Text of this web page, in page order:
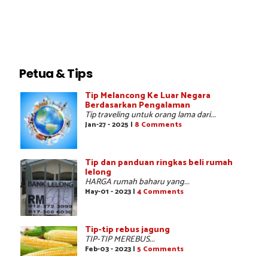
Petua & Tips
Tip Melancong Ke Luar Negara
Berdasarkan Pengalaman
Tip traveling untuk orang lama dari...
Jan-27 - 2025 | 8 Comments
Tip dan panduan ringkas beli rumah
lelong
HARGA rumah baharu yang...
May-01 - 2023 | 4 Comments
Tip-tip rebus jagung
TIP-TIP MEREBUS...
Feb-03 - 2023 | 5 Comments